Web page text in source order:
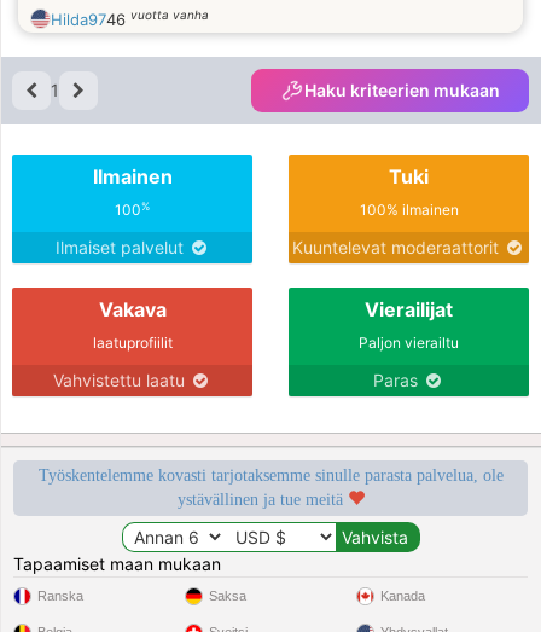
pepople who are also punctual and
know what they want in life.
Sometimes like to be romantic and
tender with my man.
Hilda9746 vuotta vanha
1 Haku kriteerien mukaan
Ilmainen
100%
Ilmaiset palvelut
Tuki
100% ilmainen
Kuuntelevat moderaattorit
Vakava
laatuprofiilit
Vahvistettu laatu
Vierailijat
Paljon vierailtu
Paras
Työskentelemme kovasti tarjotaksemme sinulle parasta palvelua, ole
ystävällinen ja tue meitä
Tapaamiset maan mukaan
Ranska Saksa Kanada